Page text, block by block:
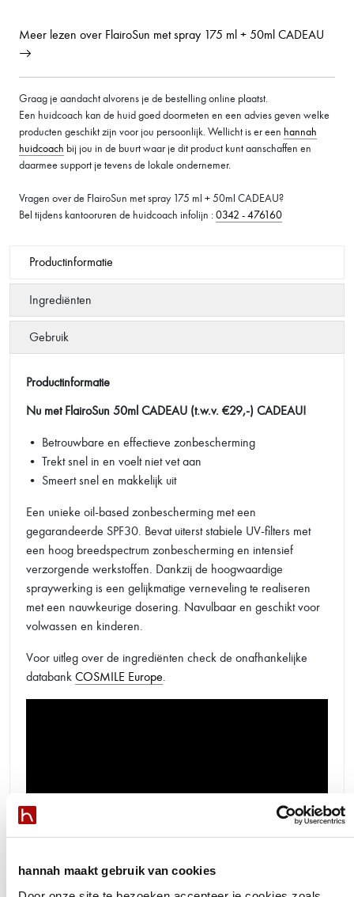
hannah maakt gebruik van cookies
Meer lezen over FlairoSun met spray 175 ml + 50ml CADEAU
Graag je aandacht alvorens je de bestelling online plaatst.
Een huidcoach kan de huid goed doormeten en een advies geven welke
producten geschikt zijn voor jou persoonlijk. Wellicht is er een hannah
huidcoach bij jou in de buurt waar je dit product kunt aanschaffen en
daarmee support je tevens de lokale ondernemer.
Vragen over de FlairoSun met spray 175 ml + 50ml CADEAU?
Bel tijdens kantooruren de huidcoach infolijn :0342 - 476160
Productinformatie
Ingrediënten
Gebruik
Productinformatie
Nu met FlairoSun 50ml CADEAU (t.w.v. €29,-) CADEAU!
• Betrouwbare en effectieve zonbescherming
• Trekt snel in en voelt niet vet aan
• Smeert snel en makkelijk uit
Een unieke oil-based zonbescherming met een
gegarandeerde SPF30. Bevat uiterst stabiele UV-filters met
een hoog breedspectrum zonbescherming en intensief
verzorgende werkstoffen. Dankzij de hoogwaardige
spraywerking is een gelijkmatige verneveling te realiseren
met een nauwkeurige dosering. Navulbaar en geschikt voor
volwassen en kinderen.
Voor uitleg over de ingrediënten check de onafhankelijke
databank COSMILE Europe.